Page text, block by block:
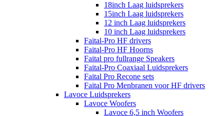
18inch Laag luidsprekers
15inch Laag luidsprekers
12 inch Laag luidsprekers
10 inch Laag luidsprekers
Faital-Pro HF drivers
Faital-Pro HF Hoorns
Faital pro fullrange Speakers
Faital-Pro Coaxiaal Luidsprekers
Faital Pro Recone sets
Faital Pro Menbranen voor HF drivers
Lavoce Luidsprekers
Lavoce Woofers
Lavoce 6,5 inch Woofers